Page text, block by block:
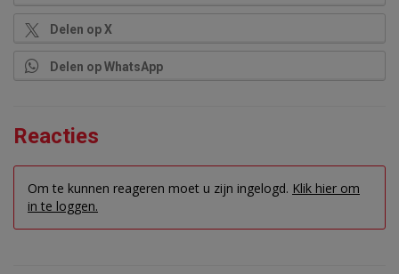
Delen op X
Delen op WhatsApp
Reacties
Om te kunnen reageren moet u zijn ingelogd. Klik hier om
in te loggen.